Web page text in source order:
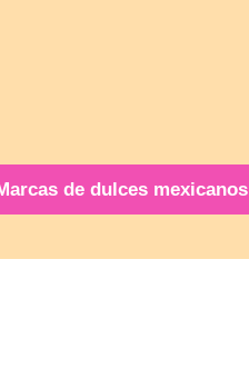
de dulces mexicanos